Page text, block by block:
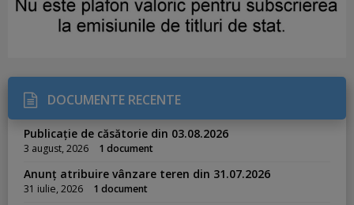
DOCUMENTE RECENTE
Publicație de căsătorie din 03.08.2026
3 august, 2026 1 document
Anunț atribuire vânzare teren din 31.07.2026
31 iulie, 2026 1 document